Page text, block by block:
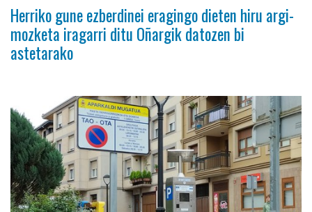
Herriko gune ezberdinei eragingo dieten hiru argi-
mozketa iragarri ditu Oñargik datozen bi
astetarako